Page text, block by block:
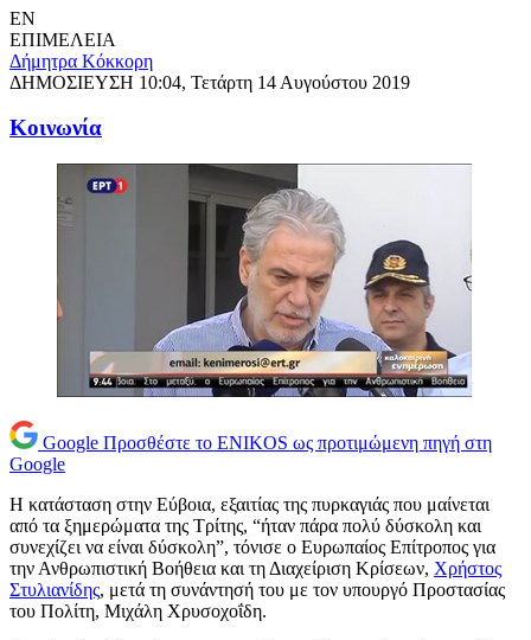
EN
ΕΠΙΜΕΛΕΙΑ
Δήμητρα Κόκκορη
ΔΗΜΟΣΙΕΥΣΗ 10:04, Τετάρτη 14 Αυγούστου 2019
Κοινωνία
Google Προσθέστε το ENIKOS ως προτιμώμενη πηγή στη
Google
Η κατάσταση στην Εύβοια, εξαιτίας της πυρκαγιάς που μαίνεται
από τα ξημερώματα της Τρίτης, “ήταν πάρα πολύ δύσκολη και
συνεχίζει να είναι δύσκολη”, τόνισε ο Ευρωπαίος Επίτροπος για
την Ανθρωπιστική Βοήθεια και τη Διαχείριση Κρίσεων, Χρήστος
Στυλιανίδης, μετά τη συνάντησή του με τον υπουργό Προστασίας
του Πολίτη, Μιχάλη Χρυσοχοΐδη.